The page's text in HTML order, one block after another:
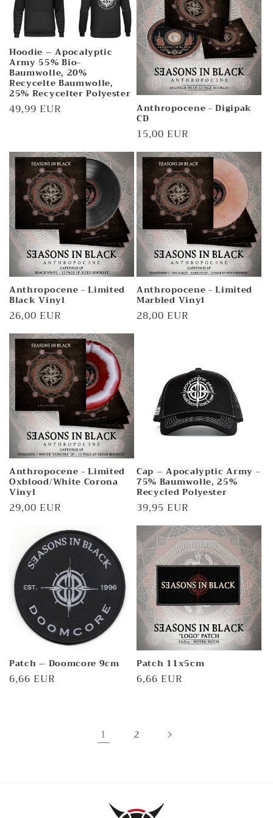
Hoodie – Apocalyptic
Army 55% Bio-
Baumwolle, 20%
Recycelte Baumwolle,
25% Recycelter Polyester
Normaler
49,99 EUR Anthropocene - Digipak
CD
Normaler
Preis
15,00 EUR
Anthropocene - Limited
Black Vinyl
Normaler
Preis
26,00 EUR
Anthropocene - Limited
Marbled Vinyl
Normaler
28,00 EUR
Anthropocene - Limited
Oxblood/White Corona
Vinyl
Normaler
29,00 EUR
Cap – Apocalyptic Army -
75% Baumwolle, 25%
Recycled Polyester
Normaler
Preis
39,95 EUR
Patch – Doomcore 9cm
Normaler
6,66 EUR
Patch 11x5cm
Normaler
6,66 EUR
1 2